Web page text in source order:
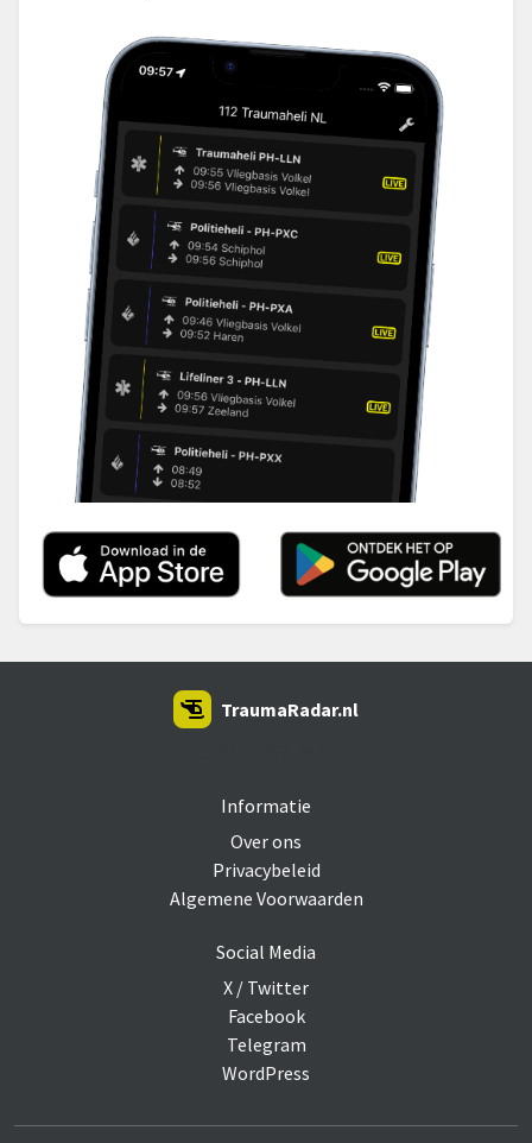
Informatie
Over ons
Privacybeleid
Algemene Voorwaarden
Social Media
X / Twitter
Facebook
Telegram
WordPress
TraumaRadar.nl